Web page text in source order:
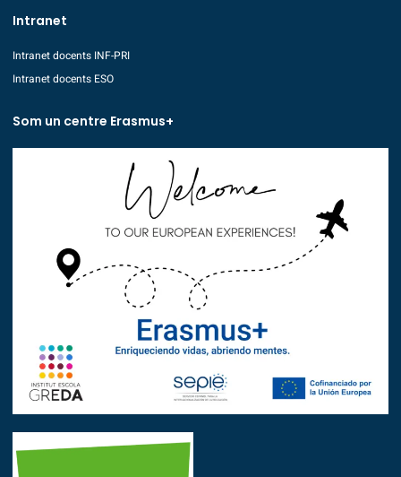
Intranet
Intranet docents INF-PRI
Intranet docents ESO
Som un centre Erasmus+